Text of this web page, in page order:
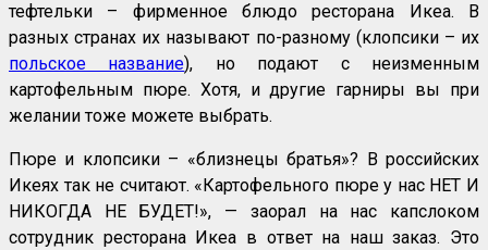
тефтельки – фирменное блюдо ресторана Икеа. В
разных странах их называют по-разному (клопсики – их
польское название), но подают с неизменным
картофельным пюре. Хотя, и другие гарниры вы при
желании тоже можете выбрать.
Пюре и клопсики – «близнецы братья»? В российских
Икеях так не считают. «Картофельного пюре у нас НЕТ И
НИКОГДА НЕ БУДЕТ!», — заорал на нас капслоком
сотрудник ресторана Икеа в ответ на наш заказ. Это